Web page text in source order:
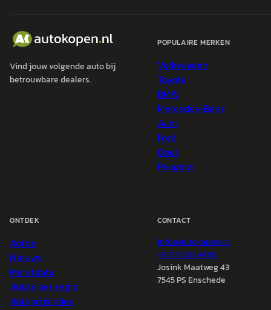
Vind jouw volgende auto bij
betrouwbare dealers.
POPULAIRE MERKEN
Volkswagen
Toyota
BMW
Mercedes-Benz
Audi
Ford
Opel
Peugeot
ONTDEK
Auto's
Nieuws
Marktdata
Auto's per regio
Autoprijsindex
CONTACT
info@autokopen.nl
+31 53 208 4490
Josink Maatweg 43
7545 PS Enschede